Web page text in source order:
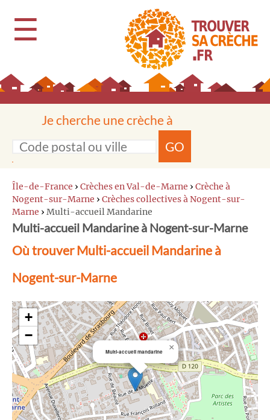
☰
Je cherche une crèche à
GO
Île-de-France › Crèches en Val-de-Marne › Crèche à
Nogent-sur-Marne › Crèches collectives à Nogent-sur-
Marne › Multi-accueil Mandarine
Multi-accueil Mandarine à Nogent-sur-Marne
Où trouver Multi-accueil Mandarine à
Nogent-sur-Marne
Multi-accueil mandarine ×
+
−